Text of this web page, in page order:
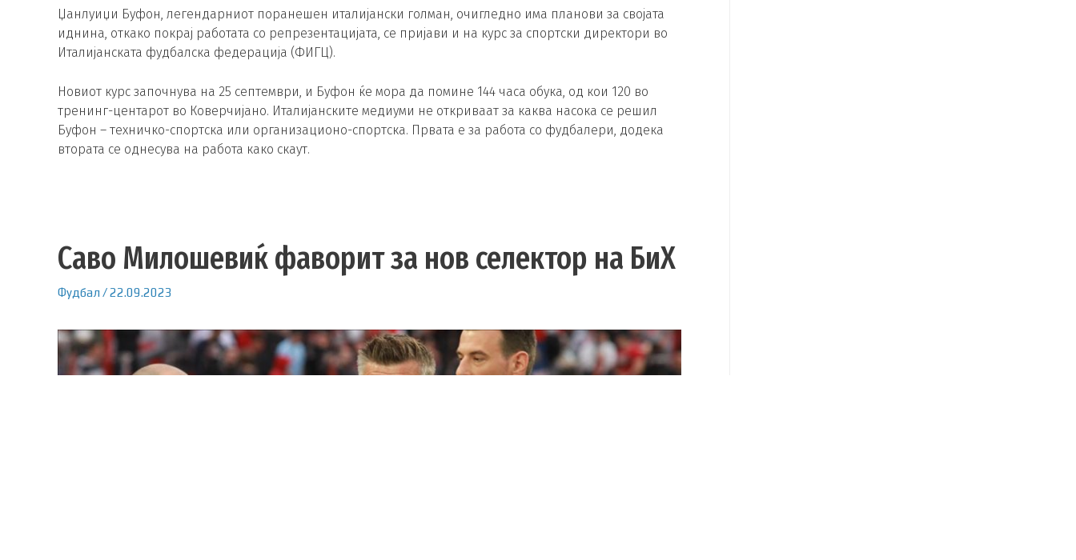
Џанлуиџи Буфон, легендарниот поранешен италијански голман, очигледно има планови за својата
иднина, откако покрај работата со репрезентацијата, се пријави и на курс за спортски директори во
Италијанската фудбалска федерација (ФИГЦ).
Новиот курс започнува на 25 септември, и Буфон ќе мора да помине 144 часа обука, од кои 120 во
тренинг-центарот во Коверчијано. Италијанските медиуми не откриваат за каква насока се решил
Буфон – техничко-спортска или организационо-спортска. Првата е за работа со фудбалери, додека
втората се однесува на работа како скаут.
Саво Милошевиќ фаворит за нов селектор на БиХ
Фудбал /22.09.2023